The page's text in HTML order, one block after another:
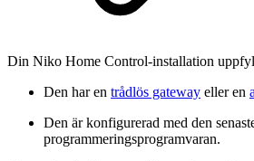
Din Niko Home Control-installation
Den har en trådlös gateway eller en
Den är konfigurerad med den
programmeringsprogramvaran.